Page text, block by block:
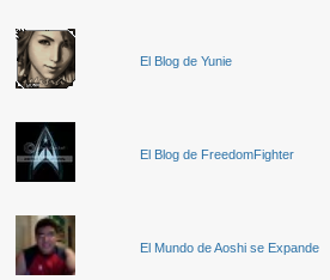
El Blog de Yunie
El Blog de FreedomFighter
El Mundo de Aoshi se Expande